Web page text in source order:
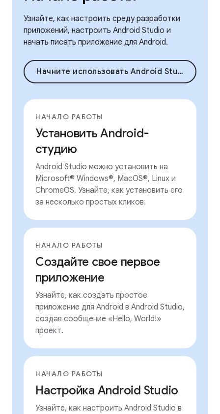
Узнайте, как настроить среду разработки
приложений, настроить Android Studio и
начать писать приложение для Android.
Начните использовать Android Studio
НАЧАЛО РАБОТЫ
Установить Android-
студию
Android Studio можно установить на
Microsoft® Windows®, MacOS®, Linux и
ChromeOS. Узнайте, как установить его
за несколько простых кликов.
НАЧАЛО РАБОТЫ
Создайте свое первое
приложение
Узнайте, как создать простое
приложение для Android в Android Studio,
создав сообщение «Hello, World!»
проект.
НАЧАЛО РАБОТЫ
Настройка Android Studio
Узнайте, как настроить Android Studio в